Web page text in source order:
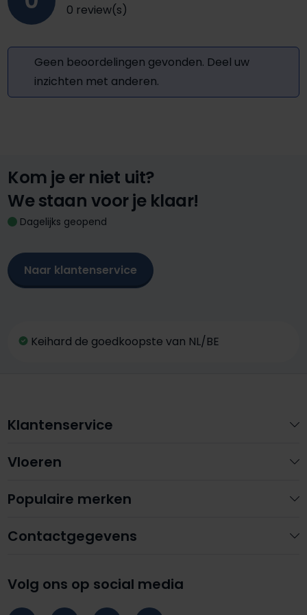
0 review(s)
Geen beoordelingen gevonden. Deel uw
inzichten met anderen.
Kom je er niet uit?
We staan voor je klaar!
Dagelijks geopend
Naar klantenservice
Keihard de goedkoopste van NL/BE
Contactgegevens
Volg ons op social media
Klantenservice
Vloeren
Populaire merken